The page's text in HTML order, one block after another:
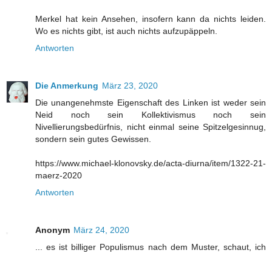
Merkel hat kein Ansehen, insofern kann da nichts leiden.
Wo es nichts gibt, ist auch nichts aufzupäppeln.
Antworten
Die Anmerkung März 23, 2020
Die unangenehmste Eigenschaft des Linken ist weder sein
Neid noch sein Kollektivismus noch sein
Nivellierungsbedürfnis, nicht einmal seine Spitzelgesinnug,
sondern sein gutes Gewissen.
https://www.michael-klonovsky.de/acta-diurna/item/1322-21-
maerz-2020
Antworten
Anonym März 24, 2020
... es ist billiger Populismus nach dem Muster, schaut, ich